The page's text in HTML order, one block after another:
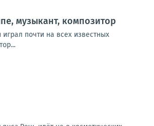
музыкант, композитор
почти на всех известных